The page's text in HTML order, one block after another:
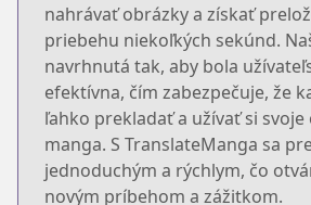
nahrávať obrázky a získať
priebehu niekoľkých sekúnd.
navrhnutá tak, aby bola
efektívna, čím zabezpečuje, že
ľahko prekladať a užívať si
manga. S TranslateManga sa
jednoduchým a rýchlym, čo
novým príbehom a zážitkom.